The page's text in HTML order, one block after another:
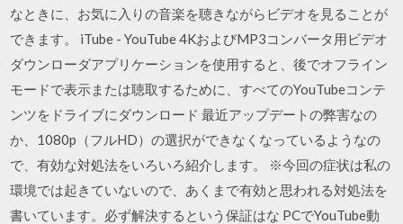
なときに、お気に入りの音楽を聴きながらビデオを見ることが
できます。 iTube - YouTube 4KおよびMP3コンバータ用ビデオ
ダウンローダアプリケーションを使用すると、後でオフライン
モードで表示または聴取するために、すべてのYouTubeコンテ
ンツをドライブにダウンロード 最近アップデートの弊害なの
か、1080p（フルHD）の選択ができなくなっているようなの
で、有効な対処法をいろいろ紹介します。 ※今回の症状は私の
環境では起きていないので、あくまで有効と思われる対処法を
書いています。必ず解決するという保証はな PCでYouTube動